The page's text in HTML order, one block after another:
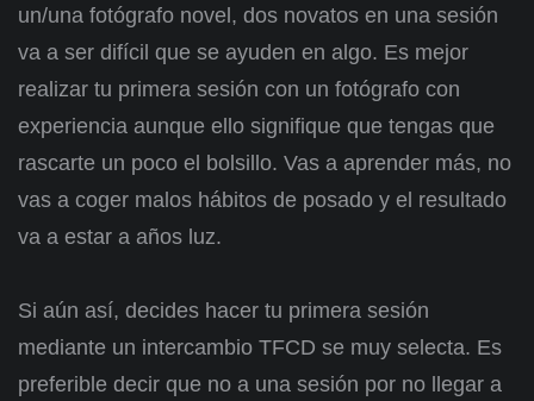
un/una fotógrafo novel, dos novatos en una sesión
va a ser difícil que se ayuden en algo. Es mejor
realizar tu primera sesión con un fotógrafo con
experiencia aunque ello signifique que tengas que
rascarte un poco el bolsillo. Vas a aprender más, no
vas a coger malos hábitos de posado y el resultado
va a estar a años luz.
Si aún así, decides hacer tu primera sesión
mediante un intercambio TFCD se muy selecta. Es
preferible decir que no a una sesión por no llegar a